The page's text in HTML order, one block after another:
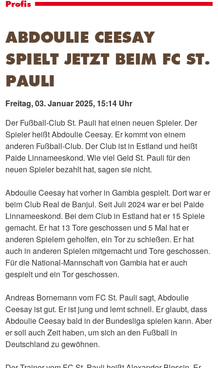
Profis
ABDOULIE CEESAY
SPIELT JETZT BEIM FC ST.
PAULI
Freitag, 03. Januar 2025, 15:14 Uhr
Der Fußball-Club St. Pauli hat einen neuen Spieler. Der
Spieler heißt Abdoulie Ceesay. Er kommt von einem
anderen Fußball-Club. Der Club ist in Estland und heißt
Paide Linnameeskond. Wie viel Geld St. Pauli für den
neuen Spieler bezahlt hat, sagen sie nicht.
Abdoulie Ceesay hat vorher in Gambia gespielt. Dort war er
beim Club Real de Banjul. Seit Juli 2024 war er bei Paide
Linnameeskond. Bei dem Club in Estland hat er 15 Spiele
gemacht. Er hat 13 Tore geschossen und 5 Mal hat er
anderen Spielern geholfen, ein Tor zu schießen. Er hat
auch in anderen Spielen mitgemacht und Tore geschossen.
Für die National-Mannschaft von Gambia hat er auch
gespielt und ein Tor geschossen.
Andreas Bornemann vom FC St. Pauli sagt, Abdoulie
Ceesay ist gut. Er ist jung und lernt schnell. Er glaubt, dass
Abdoulie Ceesay bald in der Bundesliga spielen kann. Aber
er soll auch Zeit haben, um sich an den Fußball in
Deutschland zu gewöhnen.